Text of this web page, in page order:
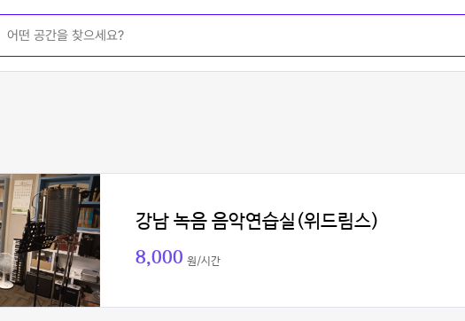
강남 녹음 음악연습실(위드림스)
8,000 원/시간